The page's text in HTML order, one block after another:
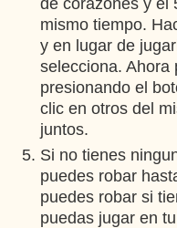
de corazones y el
mismo tiempo.
y en lugar de
selecciona. Ahora
presionando el
clic en otros del
juntos.
Si no tienes
puedes robar
puedes robar si
puedas jugar en